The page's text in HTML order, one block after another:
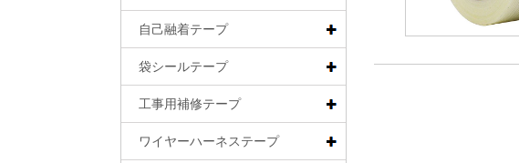
自己融着テープ
袋シールテープ
工事用補修テープ
ワイヤーハーネステープ